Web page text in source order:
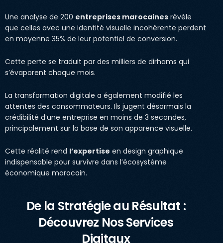
Une analyse de 200 entreprises marocaines révèle
que celles avec une identité visuelle incohérente perdent
en moyenne 35% de leur potentiel de conversion.
Cette perte se traduit par des milliers de dirhams qui
s’évaporent chaque mois.
La transformation digitale a également modifié les
attentes des consommateurs. Ils jugent désormais la
crédibilité d’une entreprise en moins de 3 secondes,
principalement sur la base de son apparence visuelle.
Cette réalité rend l’expertise en design graphique
indispensable pour survivre dans l’écosystème
économique marocain.
De la Stratégie au Résultat :
Découvrez Nos Services
Digitaux